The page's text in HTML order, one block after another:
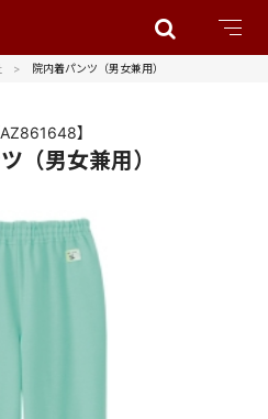
院内着パンツ（男女兼用）
AZ861648】
（男女兼用）